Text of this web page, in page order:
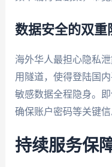
数据安全的双重
海外华人最担心隐私
用隧道，使得登陆国
敏感数据全程隐身。
确保账户密码等关键
持续服务保